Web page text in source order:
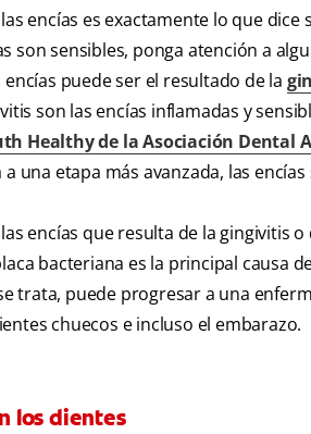
encías es exactamente lo que
son sensibles, ponga atención a
puede ser el resultado de la
son las encías inflamadas y
Healthy de la Asociación Dental
una etapa más avanzada, las
encías que resulta de la gingivitis
bacteriana es la principal causa
trata, puede progresar a una
chuecos e incluso el embarazo.
los dientes